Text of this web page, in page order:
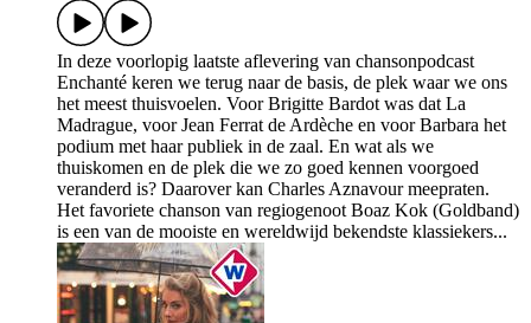
In deze voorlopig laatste aflevering van chansonpodcast
Enchanté keren we terug naar de basis, de plek waar we ons
het meest thuisvoelen. Voor Brigitte Bardot was dat La
Madrague, voor Jean Ferrat de Ardèche en voor Barbara het
podium met haar publiek in de zaal. En wat als we
thuiskomen en de plek die we zo goed kennen voorgoed
veranderd is? Daarover kan Charles Aznavour meepraten.
Het favoriete chanson van regiogenoot Boaz Kok (Goldband)
is een van de mooiste en wereldwijd bekendste klassiekers...